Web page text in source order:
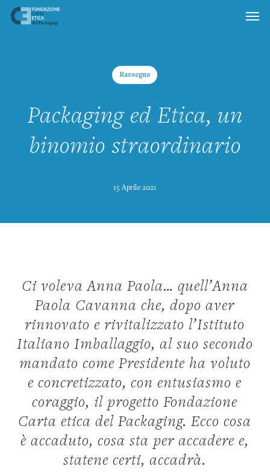
Skip
Rassegna
Packaging ed Etica, un
binomio straordinario
15 Aprile 2021
Ci voleva Anna Paola… quell’Anna
Paola Cavanna che, dopo aver
rinnovato e rivitalizzato l’Istituto
Italiano Imballaggio, al suo secondo
mandato come Presidente ha voluto
e concretizzato, con entusiasmo e
coraggio, il progetto Fondazione
Carta etica del Packaging. Ecco cosa
è accaduto, cosa sta per accadere e,
statene certi, accadrà.